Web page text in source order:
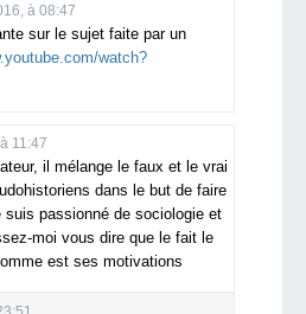
à 08:47
sur le sujet faite par un
watch?
11:47
il mélange le faux et le vrai
dans le but de faire
passionné de sociologie et
moi vous dire que le fait le
est ses motivations